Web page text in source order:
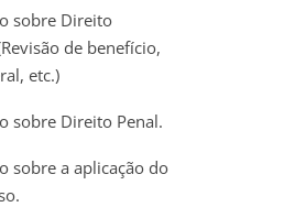
sobre Direito
de benefício,
etc.)
sobre Direito Penal.
sobre a aplicação do